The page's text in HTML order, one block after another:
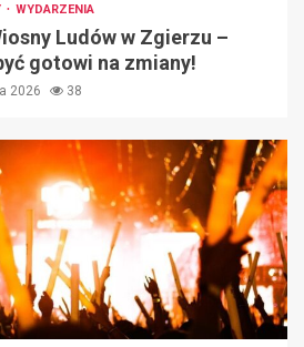
WYDARZENIA
Ludów w Zgierzu –
gotowi na zmiany!
2026 38